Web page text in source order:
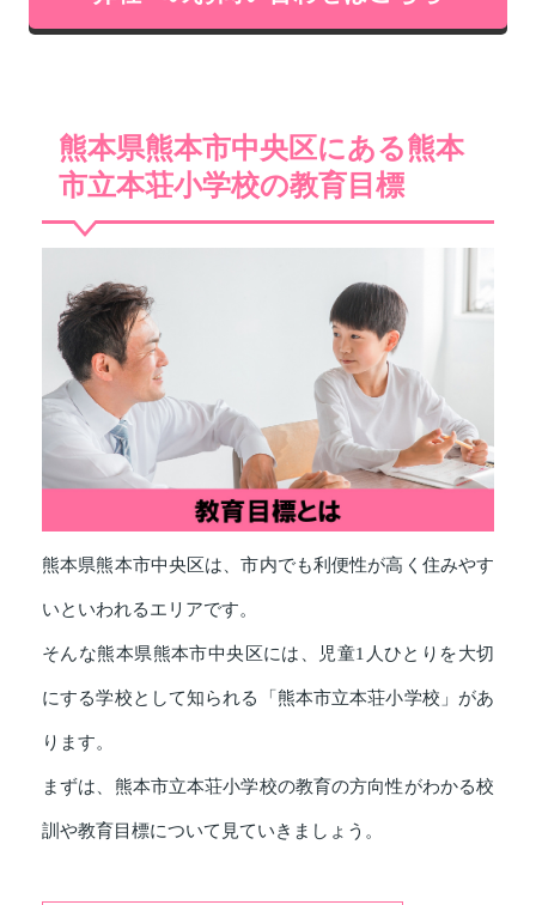
熊本県熊本市中央区にある熊本
市立本荘小学校の教育目標
熊本県熊本市中央区は、市内でも利便性が高く住みやす
いといわれるエリアです。
そんな熊本県熊本市中央区には、児童1人ひとりを大切
にする学校として知られる「熊本市立本荘小学校」があ
ります。
まずは、熊本市立本荘小学校の教育の方向性がわかる校
訓や教育目標について見ていきましょう。